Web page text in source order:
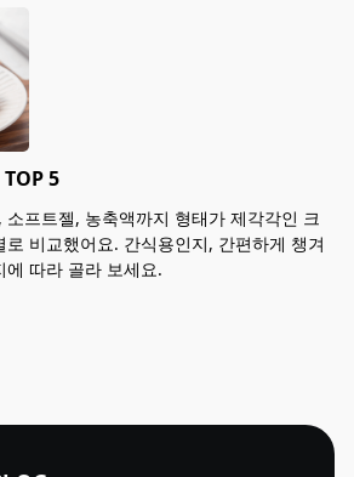
5
프트젤, 농축액까지 형태가 제각각인 크
비교했어요. 간식용인지, 간편하게 챙겨
따라 골라 보세요.